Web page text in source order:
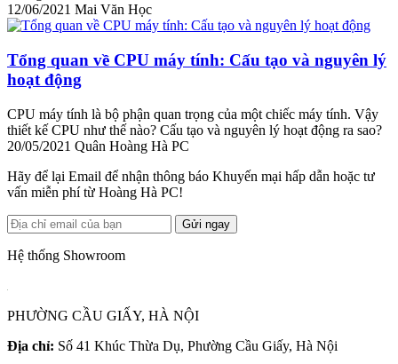
12/06/2021 Mai Văn Học
Tổng quan về CPU máy tính: Cấu tạo và nguyên lý
hoạt động
CPU máy tính là bộ phận quan trọng của một chiếc máy tính. Vậy
thiết kế CPU như thế nào? Cấu tạo và nguyên lý hoạt động ra sao?
20/05/2021 Quân Hoàng Hà PC
Hãy để lại Email để nhận thông báo Khuyến mại hấp dẫn hoặc tư
vấn miễn phí từ Hoàng Hà PC!
Gửi ngay
Hệ thống Showroom
PHƯỜNG CẦU GIẤY, HÀ NỘI
Địa chỉ: Số 41 Khúc Thừa Dụ, Phường Cầu Giấy, Hà Nội